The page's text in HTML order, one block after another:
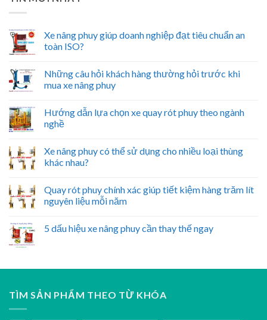
Xe nâng phuy giúp doanh nghiệp đạt tiêu chuẩn an
toàn ISO?
Những câu hỏi khách hàng thường hỏi trước khi
mua xe nâng phuy
Hướng dẫn lựa chọn xe quay rót phuy theo ngành
nghề
Xe nâng phuy có thể sử dụng cho nhiều loại thùng
khác nhau?
Quay rót phuy chính xác giúp tiết kiệm hàng trăm lít
nguyên liệu mỗi năm
5 dấu hiệu xe nâng phuy cần thay thế ngay
TÌM SẢN PHẨM THEO TỪ KHÓA